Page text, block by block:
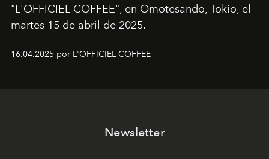
"L'OFFICIEL COFFEE", en Omotesando, Tokio, el
martes 15 de abril de 2025.
16.04.2025 por L'OFFICIEL COFFEE
Newsletter